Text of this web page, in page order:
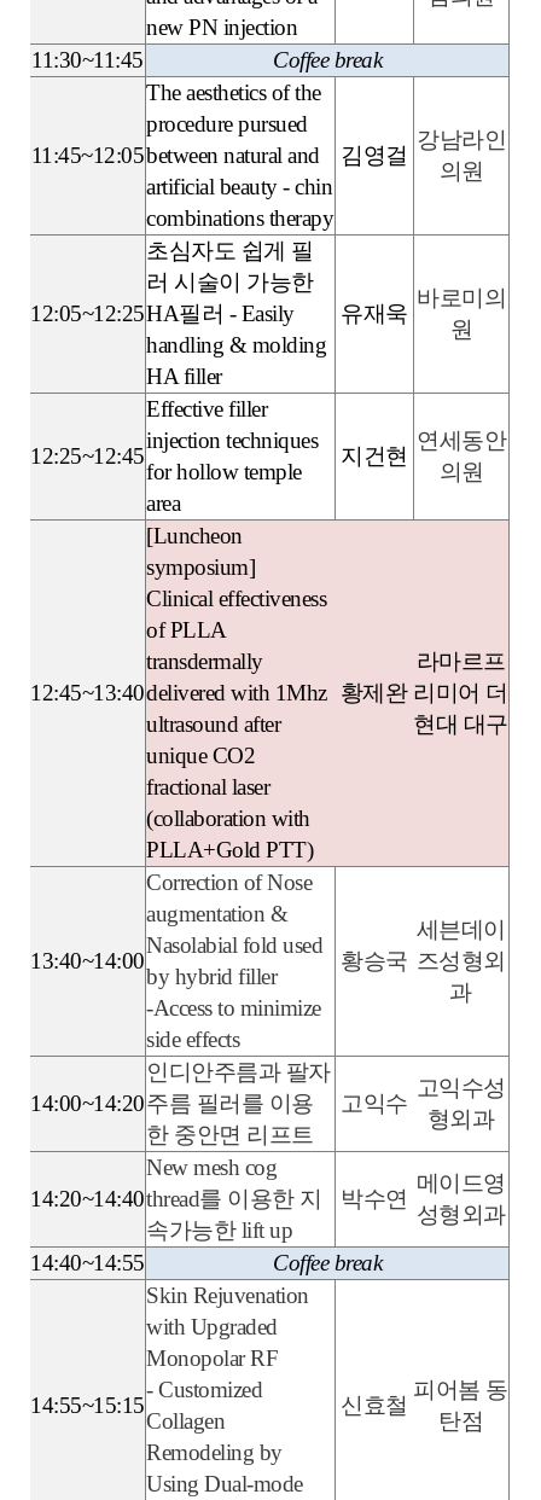
new PN injection
11:30~11:45 Coffee break
11:45~12:05
The aesthetics of the
procedure pursued
between natural and
artificial beauty - chin
combinations therapy
김영걸
강남라인
의원
12:05~12:25
초심자도 쉽게 필
러 시술이 가능한
HA필러 - Easily
handling & molding
HA filler
유재욱
바로미의
원
12:25~12:45
Effective filler
injection techniques
for hollow temple
area
지건현
연세동안
의원
12:45~13:40
[Luncheon
symposium]
Clinical effectiveness
of PLLA
transdermally
delivered with 1Mhz
ultrasound after
unique CO2
fractional laser
(collaboration with
PLLA+Gold PTT)
황제완
라마르프
리미어 더
현대 대구
13:40~14:00
Correction of Nose
augmentation &
Nasolabial fold used
by hybrid filler
-Access to minimize
side effects
황승국
세븐데이
즈성형외
과
14:00~14:20
인디안주름과 팔자
주름 필러를 이용
한 중안면 리프트
고익수
고익수성
형외과
14:20~14:40
New mesh cog
thread를 이용한 지
속가능한 lift up
박수연
메이드영
성형외과
14:40~14:55
Coffee break
14:55~15:15
Skin Rejuvenation
with Upgraded
Monopolar RF
- Customized
Collagen
Remodeling ​by
Using Dual-mode
신효철
피어봄 동
탄점